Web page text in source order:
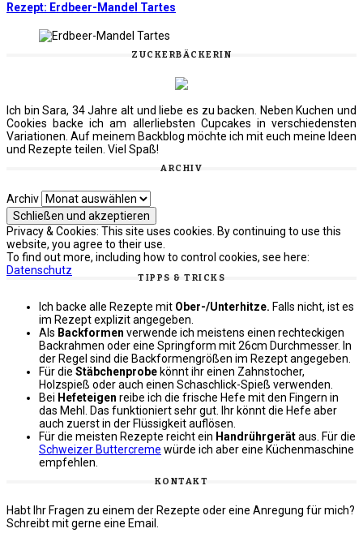
Rezept: Erdbeer-Mandel Tartes
ZUCKERBÄCKERIN
Ich bin Sara, 34 Jahre alt und liebe es zu backen. Neben Kuchen und
Cookies backe ich am allerliebsten Cupcakes in verschiedensten
Variationen. Auf meinem Backblog möchte ich mit euch meine Ideen
und Rezepte teilen. Viel Spaß!
ARCHIV
Archiv
Privacy & Cookies: This site uses cookies. By continuing to use this
website, you agree to their use.
To find out more, including how to control cookies, see here:
Datenschutz
TIPPS & TRICKS
Ich backe alle Rezepte mit Ober-/Unterhitze. Falls nicht, ist es
im Rezept explizit angegeben.
Als Backformen verwende ich meistens einen rechteckigen
Backrahmen oder eine Springform mit 26cm Durchmesser. In
der Regel sind die Backformengrößen im Rezept angegeben.
Für die Stäbchenprobe könnt ihr einen Zahnstocher,
Holzspieß oder auch einen Schaschlick-Spieß verwenden.
Bei Hefeteigen reibe ich die frische Hefe mit den Fingern in
das Mehl. Das funktioniert sehr gut. Ihr könnt die Hefe aber
auch zuerst in der Flüssigkeit auflösen.
Für die meisten Rezepte reicht ein Handrührgerätaus. Für die
Schweizer Buttercreme würde ich aber eine Küchenmaschine
empfehlen.
KONTAKT
Habt Ihr Fragen zu einem der Rezepte oder eine Anregung für mich?
Schreibt mit gerne eine Email.